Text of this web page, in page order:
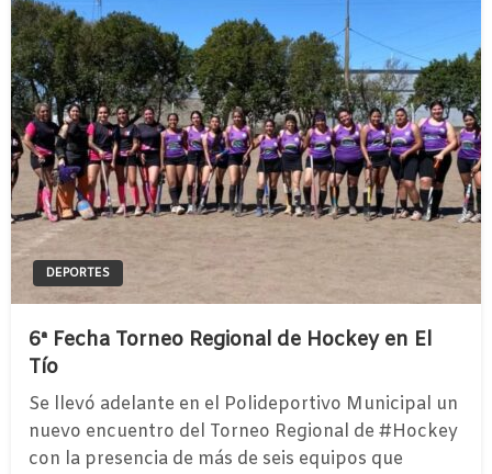
DEPORTES
6ª Fecha Torneo Regional de Hockey en El
Tío
Se llevó adelante en el Polideportivo Municipal un
nuevo encuentro del Torneo Regional de #Hockey
con la presencia de más de seis equipos que